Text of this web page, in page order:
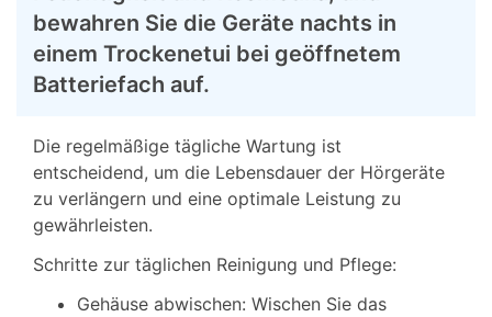
bewahren Sie die Geräte nachts in
einem Trockenetui bei geöffnetem
Batteriefach auf.
Die regelmäßige tägliche Wartung ist
entscheidend, um die Lebensdauer der Hörgeräte
zu verlängern und eine optimale Leistung zu
gewährleisten.
Schritte zur täglichen Reinigung und Pflege:
Gehäuse abwischen: Wischen Sie das